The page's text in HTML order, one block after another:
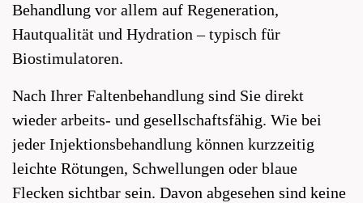
Behandlung vor allem auf Regeneration,
Hautqualität und Hydration – typisch für
Biostimulatoren.
Nach Ihrer Faltenbehandlung sind Sie direkt
wieder arbeits- und gesellschaftsfähig. Wie bei
jeder Injektionsbehandlung können kurzzeitig
leichte Rötungen, Schwellungen oder blaue
Flecken sichtbar sein. Davon abgesehen sind keine